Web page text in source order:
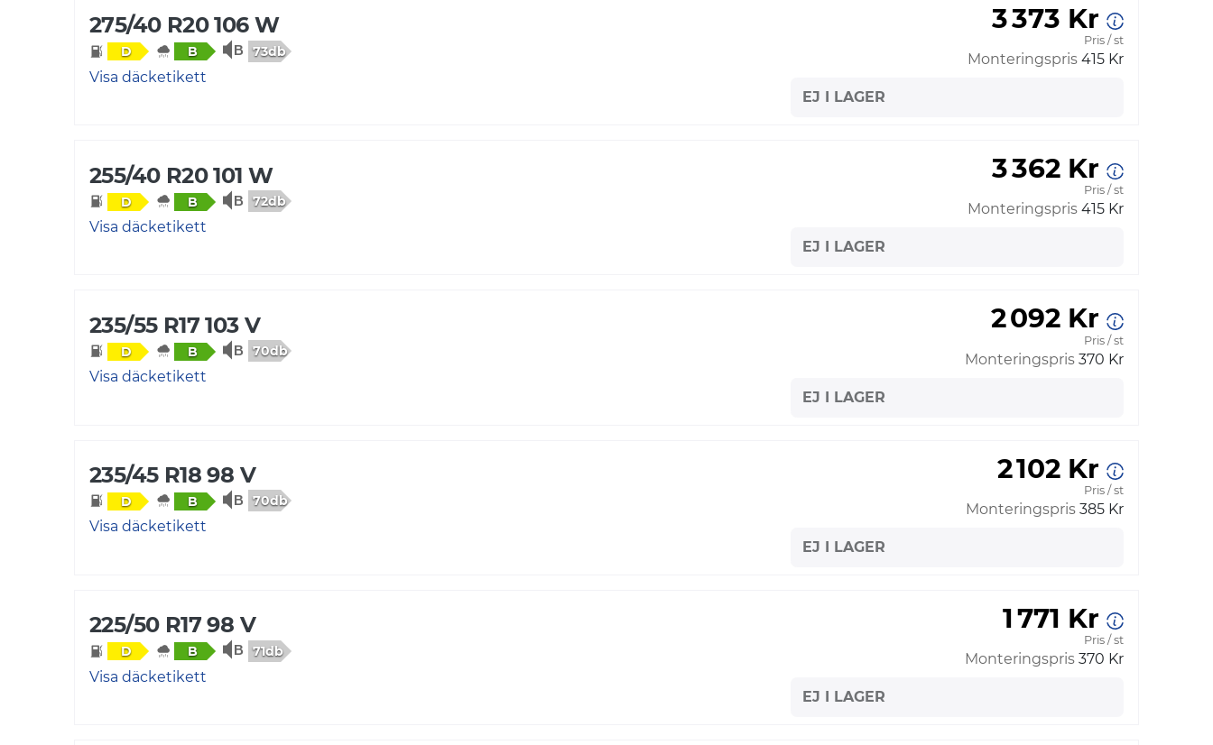
275/40 R20 106 W
D B 73db
Visa däcketikett
3 373 Kr
Pris / st
Monteringspris 415 Kr
EJ I LAGER
255/40 R20 101 W
D B 72db
Visa däcketikett
3 362 Kr
Pris / st
Monteringspris 415 Kr
EJ I LAGER
235/55 R17 103 V
D B 70db
Visa däcketikett
2 092 Kr
Pris / st
Monteringspris 370 Kr
EJ I LAGER
235/45 R18 98 V
D B 70db
Visa däcketikett
2 102 Kr
Pris / st
Monteringspris 385 Kr
EJ I LAGER
225/50 R17 98 V
D B 71db
Visa däcketikett
1 771 Kr
Pris / st
Monteringspris 370 Kr
EJ I LAGER